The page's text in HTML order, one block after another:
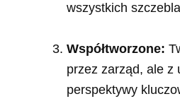
wszystkich
Współtworzone:
przez zarząd, ale z
perspektywy